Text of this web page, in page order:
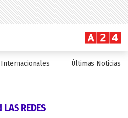
Internacionales Últimas Noticias
LAS REDES